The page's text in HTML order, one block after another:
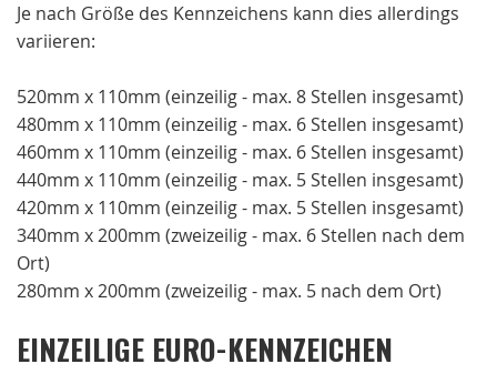
Je nach Größe des Kennzeichens kann dies allerdings
variieren:
520mm x 110mm (einzeilig - max. 8 Stellen insgesamt)
480mm x 110mm (einzeilig - max. 6 Stellen insgesamt)
460mm x 110mm (einzeilig - max. 6 Stellen insgesamt)
440mm x 110mm (einzeilig - max. 5 Stellen insgesamt)
420mm x 110mm (einzeilig - max. 5 Stellen insgesamt)
340mm x 200mm (zweizeilig - max. 6 Stellen nach dem
Ort)
280mm x 200mm (zweizeilig - max. 5 nach dem Ort)
EINZEILIGE EURO-KENNZEICHEN